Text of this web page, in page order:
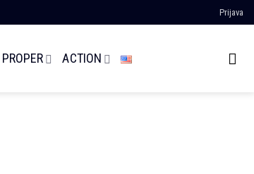
Prijava
PROPER ACTION